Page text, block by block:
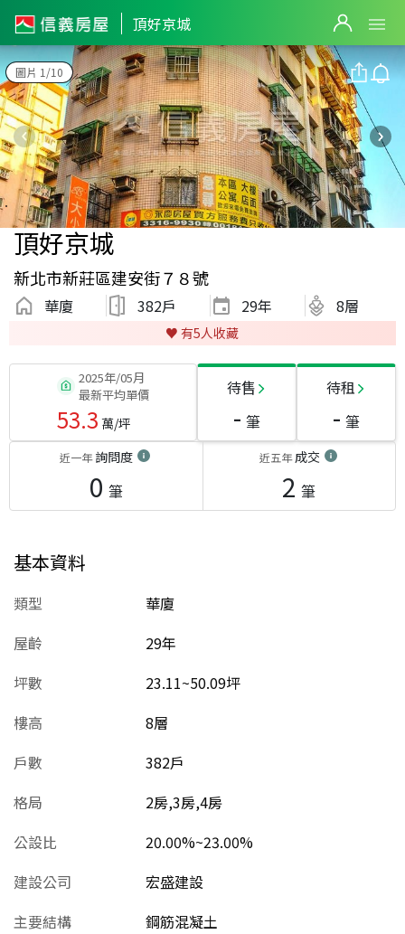
頂好京城
圖片 1/10
頂好京城
新北市新莊區建安街７８號
華廈 382戶 29年 8層
♥️ 有5人收藏
2025年/05月
最新平均單價
53.3 萬/坪
待售
- 筆
待租
- 筆
近一年詢問度
0 筆
近五年成交
2 筆
基本資料
類型
華廈
屋齡
29年
坪數
23.11~50.09坪
樓高
8層
戶數
382戶
格局
2房,3房,4房
公設比
20.00%~23.00%
建設公司
宏盛建設
主要結構
鋼筋混凝土